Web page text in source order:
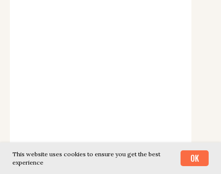
This website uses cookies to ensure you get the best
experience
OK